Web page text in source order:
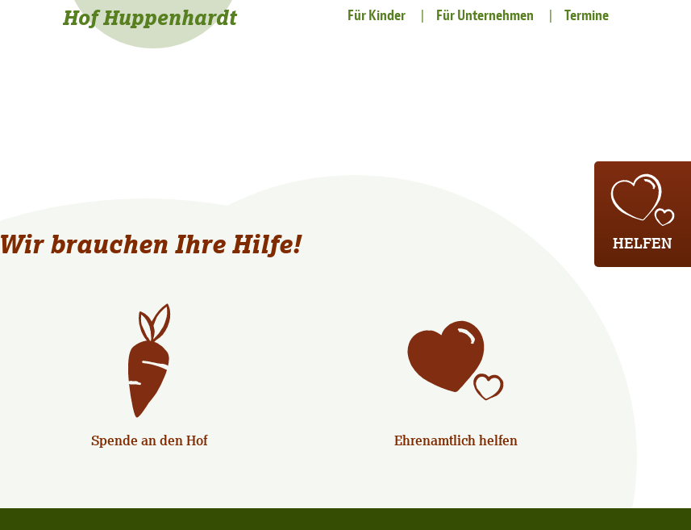
Hof Huppenhardt Für Kinder Für Unternehmen Termine
HELFEN
Wir brauchen Ihre Hilfe!
Spende an den Hof Ehrenamtlich helfen